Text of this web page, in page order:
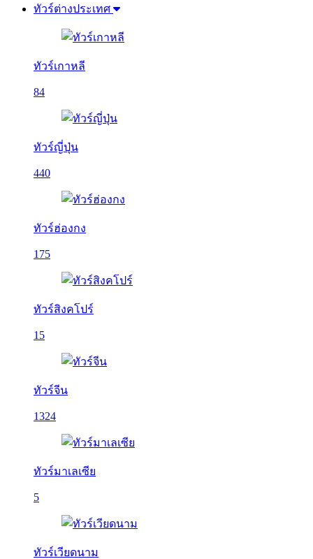
ทัวร์ต่างประเทศ
ทัวร์เกาหลี
84
ทัวร์ญี่ปุ่น
440
ทัวร์ฮ่องกง
175
ทัวร์สิงคโปร์
15
ทัวร์จีน
1324
ทัวร์มาเลเซีย
5
ทัวร์เวียดนาม